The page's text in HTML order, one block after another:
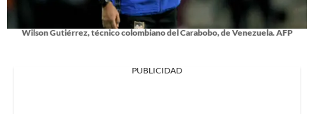
Wilson Gutiérrez, técnico colombiano del Carabobo, de Venezuela. AFP
PUBLICIDAD